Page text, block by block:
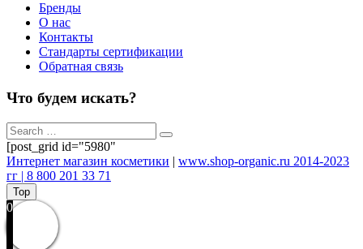
Бренды
О нас
Контакты
Стандарты сертификации
Обратная связь
Что будем искать?
[post_grid id="5980"
Интернет магазин косметики | www.shop-organic.ru 2014-2023
гг | 8 800 201 33 71
Top
0